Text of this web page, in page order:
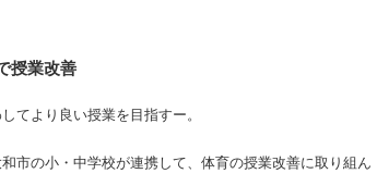
授業改善
てより良い授業を目指すー。
市の小・中学校が連携して、体育の授業改善に取り組ん